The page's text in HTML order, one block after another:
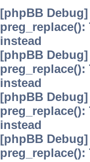
[phpBB
instead
[phpBB
instead
[phpBB
instead
[phpBB